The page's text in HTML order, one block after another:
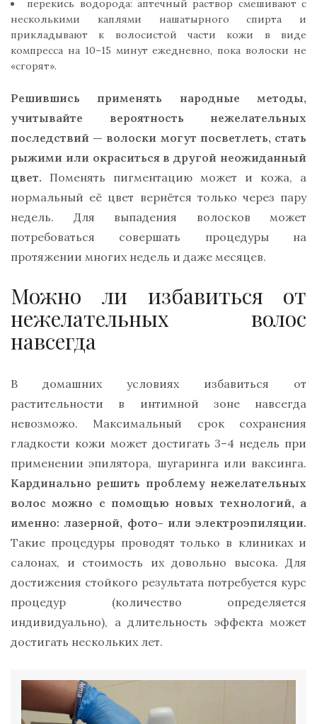
перекись водорода: аптечный раствор смешивают с
несколькими каплями нашатырного спирта и
прикладывают к волосистой части кожи в виде
компресса на 10–15 минут ежедневно, пока волоски не
«сгорят».
Решившись применять народные методы,
учитывайте вероятность нежелательных
последствий — волоски могут посветлеть, стать
рыжими или окраситься в другой неожиданный
цвет. Поменять пигментацию может и кожа, а
нормальный её цвет вернётся только через пару
недель. Для выпадения волосков может
потребоваться совершать процедуры на
протяжении многих недель и даже месяцев.
Можно ли избавиться от
нежелательных волос
навсегда
В домашних условиях избавиться от
растительности в интимной зоне навсегда
невозможо. Максимальный срок сохранения
гладкости кожи может достигать 3–4 недель при
применении эпилятора, шугаринга или ваксинга.
Кардинально решить проблему нежелательных
волос можно с помощью новых технологий, а
именно: лазерной, фото- или электроэпиляции.
Такие процедуры проводят только в клиниках и
салонах, и стоимость их довольно высока. Для
достижения стойкого результата потребуется курс
процедур (количество определяется
индивидуально), а длительность эффекта может
достигать нескольких лет.